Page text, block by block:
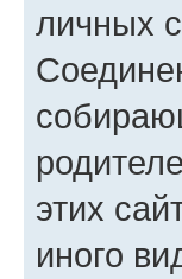
личных
этих
иного